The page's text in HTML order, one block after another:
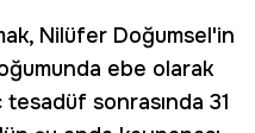
Nilüfer Doğumsel'in
ebe olarak
tesadüf sonrasında 31